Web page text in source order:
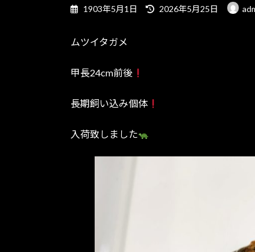
1903年5月1日
最
2026年5月25日
ムツイタガメ
甲長24cm前後
長期飼い込み個体
入荷致しました